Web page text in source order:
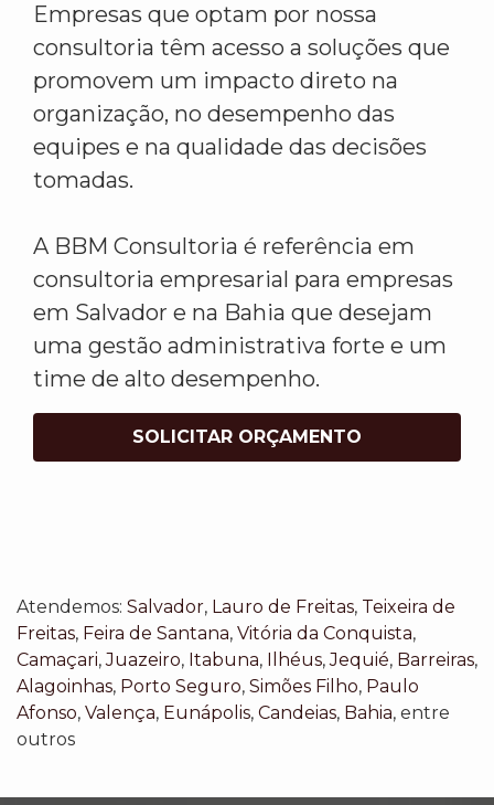
Empresas que optam por nossa
consultoria têm acesso a soluções que
promovem um impacto direto na
organização, no desempenho das
equipes e na qualidade das decisões
tomadas.
A BBM Consultoria é referência em
consultoria empresarial para empresas
em Salvador e na Bahia que desejam
uma gestão administrativa forte e um
time de alto desempenho.
SOLICITAR ORÇAMENTO
Atendemos: Salvador, Lauro de Freitas, Teixeira de
Freitas, Feira de Santana, Vitória da Conquista,
Camaçari,Juazeiro, Itabuna, Ilhéus,Jequié, Barreiras,
Alagoinhas, Porto Seguro, Simões Filho, Paulo
Afonso, Valença, Eunápolis, Candeias, Bahia, entre
outros